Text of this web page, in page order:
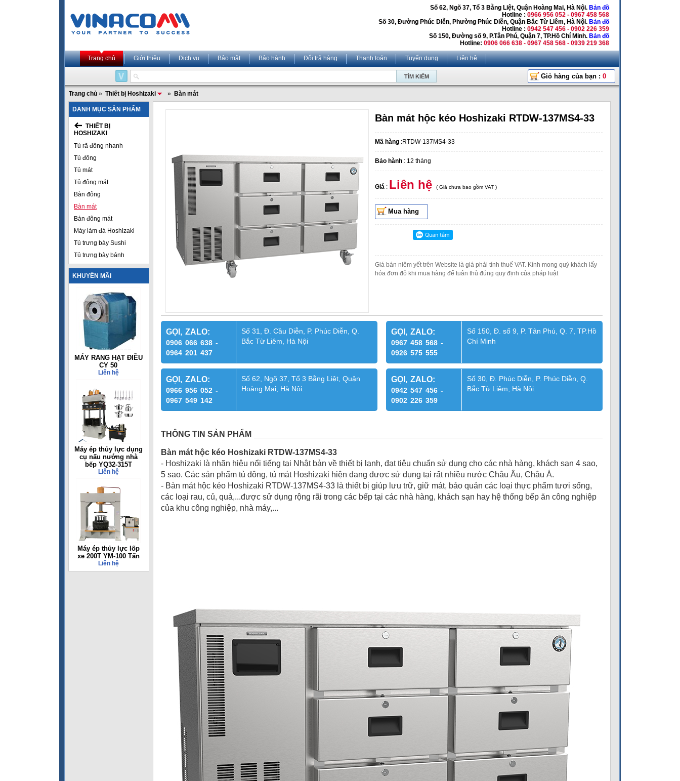
Số 62, Ngõ 37, Tổ 3 Bằng Liệt, Quận Hoàng Mai, Hà Nội. Bản đồ
Hotline : 0966 956 052 - 0967 458 568
Số 30, Đường Phúc Diễn, Phường Phúc Diễn, Quận Bắc Từ Liêm, Hà Nội. Bản đồ
Hotline : 0942 547 456 - 0902 226 359
Số 150, Đường số 9, P.Tân Phú, Quận 7, TP.Hồ Chí Minh. Bản đồ
Hotline: 0906 066 638 - 0967 458 568 - 0939 219 368
Trang chủ Giới thiệu Dịch vụ Bảo mật Bảo hành Đổi trả hàng Thanh toán Tuyển dụng Liên hệ
Giỏ hàng của bạn : 0
Trang chủ » Thiết bị Hoshizaki » Bàn mát
DANH MỤC SẢN PHẨM
THIẾT BỊ
HOSHIZAKI
Tủ rã đông nhanh
Tủ đông
Tủ mát
Tủ đông mát
Bàn đông
Bàn mát
Bàn đông mát
Máy làm đá Hoshizaki
Tủ trưng bày Sushi
Tủ trưng bày bánh
KHUYẾN MÃI
MÁY RANG HẠT ĐIỀU
CY 50
Liên hệ
Máy ép thủy lực dụng
cụ nấu nướng nhà
bếp YQ32-315T
Liên hệ
Máy ép thủy lực lốp
xe 200T YM-100 Tấn
Liên hệ
Bàn mát hộc kéo Hoshizaki RTDW-137MS4-33
Mã hàng :RTDW-137MS4-33
Bảo hành : 12 tháng
Giá : Liên hệ ( Giá chưa bao gồm VAT )
Mua hàng
Giá bán niêm yết trên Website là giá phải tính thuế VAT. Kính mong quý khách lấy
hóa đơn đỏ khi mua hàng để tuân thủ đúng quy định của pháp luật
GỌI, ZALO:
0906 066 638 -
0964 201 437
Số 31, Đ. Cầu Diễn, P. Phúc Diễn, Q.
Bắc Từ Liêm, Hà Nội
GỌI, ZALO:
0967 458 568 -
0926 575 555
Số 150, Đ. số 9, P. Tân Phú, Q. 7, TP.Hồ
Chí Minh
GỌI, ZALO:
0966 956 052 -
0967 549 142
Số 62, Ngõ 37, Tổ 3 Bằng Liệt, Quận
Hoàng Mai, Hà Nội.
GỌI, ZALO:
0942 547 456 -
0902 226 359
Số 30, Đ. Phúc Diễn, P. Phúc Diễn, Q.
Bắc Từ Liêm, Hà Nội.
THÔNG TIN SẢN PHẨM
Bàn mát hộc kéo Hoshizaki RTDW-137MS4-33
- Hoshizaki là nhãn hiệu nổi tiếng tại Nhật bản về thiết bị lạnh, đạt tiêu chuẩn sử dụng cho các nhà hàng, khách sạn 4 sao,
5 sao. Các sản phẩm tủ đông, tủ mát Hoshizaki hiện đang được sử dụng tại rất nhiều nước Châu Âu, Châu Á.
- Bàn mát hộc kéo Hoshizaki RTDW-137MS4-33 là thiết bị giúp lưu trữ, giữ mát, bảo quản các loại thực phẩm tươi sống,
các loại rau, củ, quả,...được sử dụng rộng rãi trong các bếp tại các nhà hàng, khách sạn hay hệ thống bếp ăn công nghiệp
của khu công nghiệp, nhà máy,...